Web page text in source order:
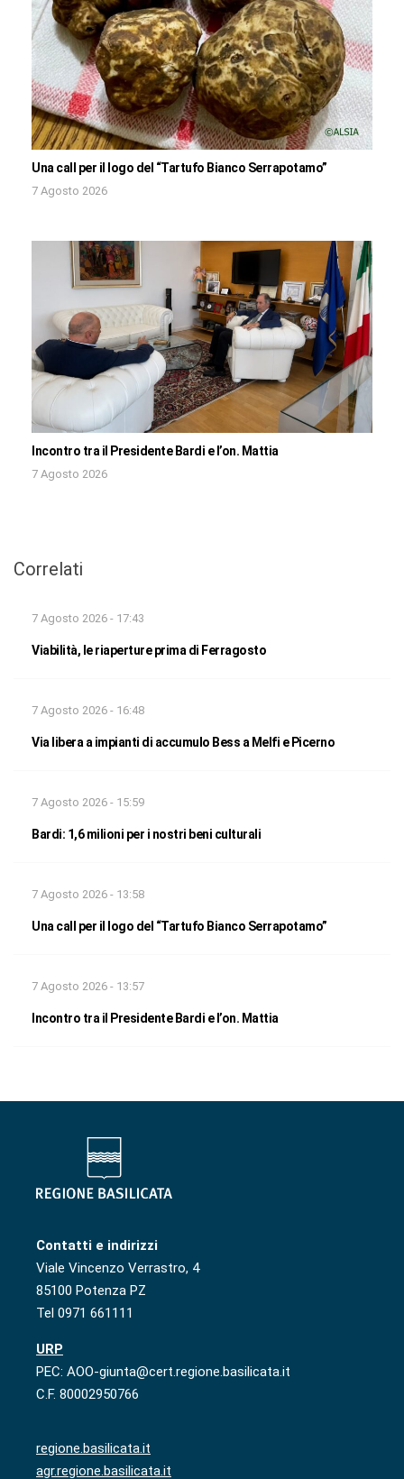
Una call per il logo del “Tartufo Bianco Serrapotamo”
7 Agosto 2026
Incontro tra il Presidente Bardi e l’on. Mattia
7 Agosto 2026
Correlati
7 Agosto 2026 - 17:43
Viabilità, le riaperture prima di Ferragosto
7 Agosto 2026 - 16:48
Via libera a impianti di accumulo Bess a Melfi e Picerno
7 Agosto 2026 - 15:59
Bardi: 1,6 milioni per i nostri beni culturali
7 Agosto 2026 - 13:58
Una call per il logo del “Tartufo Bianco Serrapotamo”
7 Agosto 2026 - 13:57
Incontro tra il Presidente Bardi e l’on. Mattia
Contatti e indirizzi
Viale Vincenzo Verrastro, 4
85100 Potenza PZ
Tel 0971 661111
URP
PEC: AOO-giunta@cert.regione.basilicata.it
C.F. 80002950766
regione.basilicata.it
agr.regione.basilicata.it